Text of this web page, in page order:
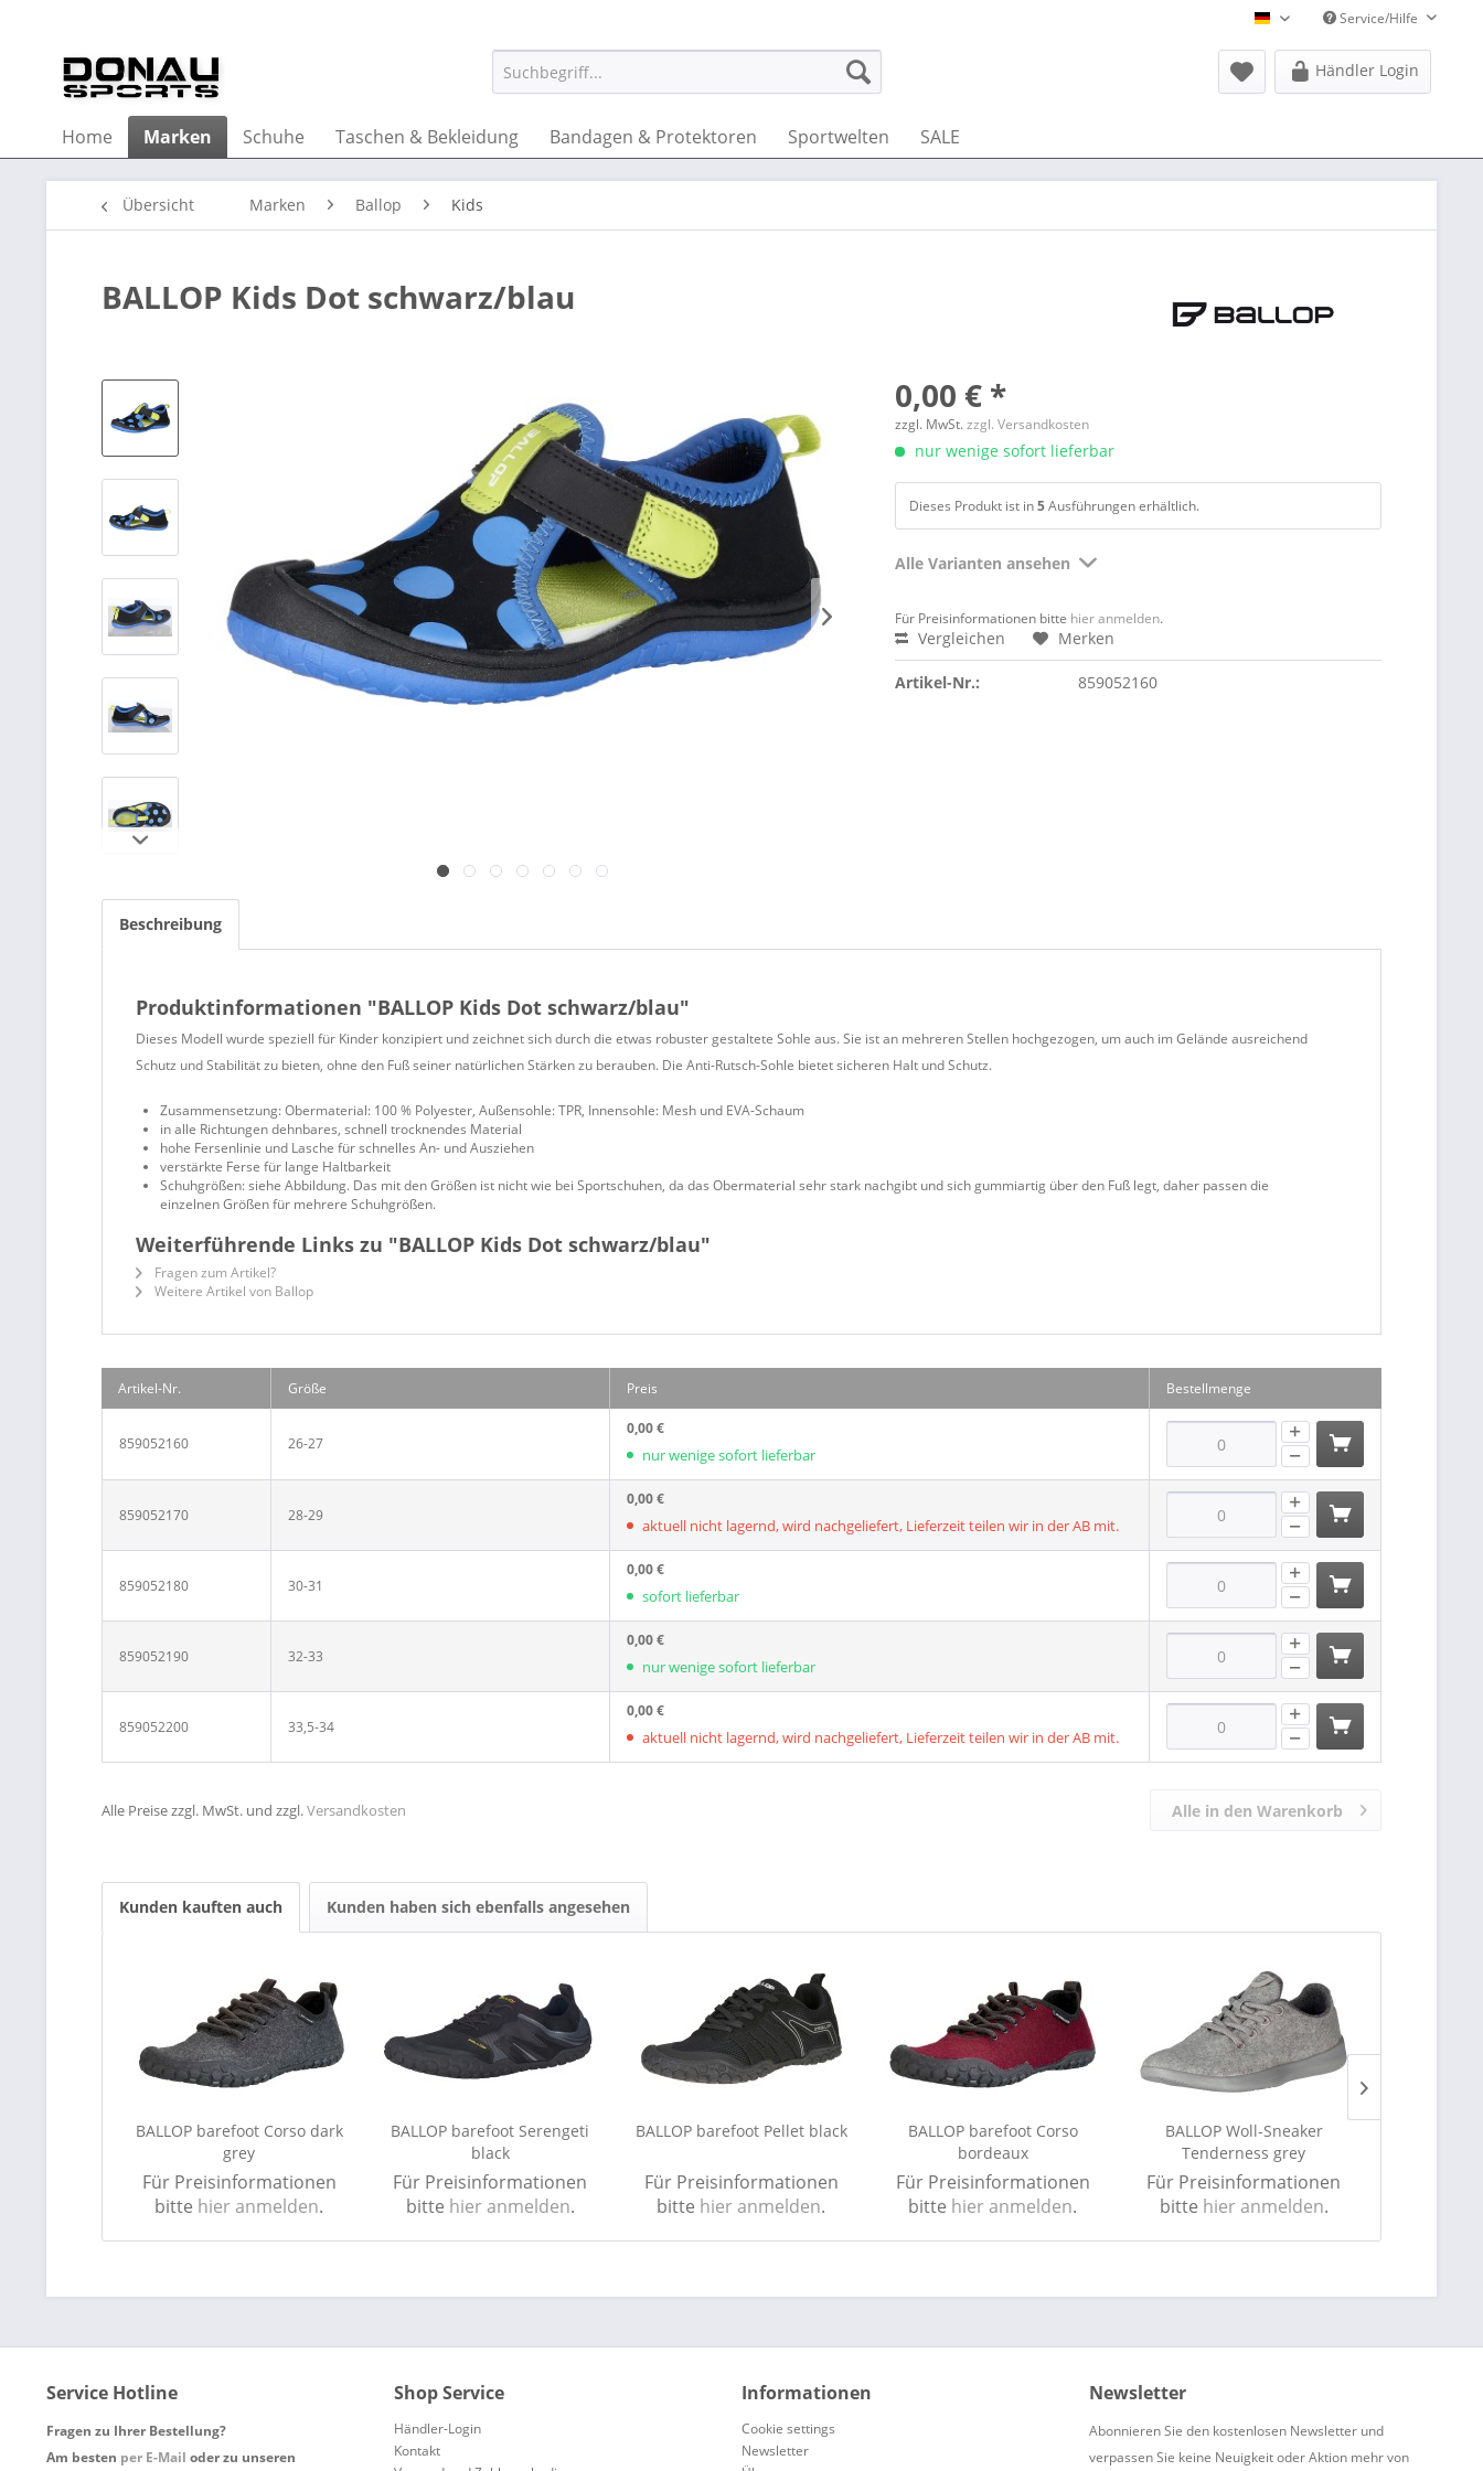
Donausports Deutsch
Service/Hilfe
Händler Login
Home Marken Schuhe Taschen & Bekleidung Bandagen & Protektoren Sportwelten SALE
Übersicht Marken Ballop Kids
BALLOP Kids Dot schwarz/blau
0,00 € *
zzgl. MwSt.zzgl. Versandkosten
nur wenige sofort lieferbar
Dieses Produkt ist in5Ausführungen erhältlich.
Alle Varianten ansehen
Für Preisinformationen bitte hier anmelden.
Vergleichen Merken
Artikel-Nr.: 859052160
Beschreibung
Produktinformationen "BALLOP Kids Dot schwarz/blau"
Dieses Modell wurde speziell für Kinder konzipiert und zeichnet sich durch die etwas robuster gestaltete Sohle aus. Sie ist an mehreren Stellen hochgezogen, um auch im Gelände ausreichend
Schutz und Stabilität zu bieten, ohne den Fuß seiner natürlichen Stärken zu berauben. Die Anti-Rutsch-Sohle bietet sicheren Halt und Schutz.
Zusammensetzung: Obermaterial: 100 % Polyester, Außensohle: TPR, Innensohle: Mesh und EVA-Schaum
in alle Richtungen dehnbares, schnell trocknendes Material
hohe Fersenlinie und Lasche für schnelles An- und Ausziehen
verstärkte Ferse für lange Haltbarkeit
Schuhgrößen: siehe Abbildung. Das mit den Größen ist nicht wie bei Sportschuhen, da das Obermaterial sehr stark nachgibt und sich gummiartig über den Fuß legt, daher passen die
einzelnen Größen für mehrere Schuhgrößen.
Weiterführende Links zu "BALLOP Kids Dot schwarz/blau"
Fragen zum Artikel?
Weitere Artikel von Ballop
Artikel-Nr. Größe Preis Bestellmenge
859052160 26-27
0,00 €
nur wenige sofort lieferbar
859052170 28-29
0,00 €
aktuell nicht lagernd, wird nachgeliefert, Lieferzeit teilen wir in der AB mit.
859052180 30-31
0,00 €
sofort lieferbar
859052190 32-33
0,00 €
nur wenige sofort lieferbar
859052200 33,5-34
0,00 €
aktuell nicht lagernd, wird nachgeliefert, Lieferzeit teilen wir in der AB mit.
Alle Preise zzgl. MwSt. und zzgl.Versandkosten Alle in den Warenkorb
Kunden kauften auch Kunden haben sich ebenfalls angesehen
BALLOP barefoot Corso dark
grey
Für Preisinformationen
bitte hier anmelden.
BALLOP barefoot Serengeti
black
Für Preisinformationen
bitte hier anmelden.
BALLOP barefoot Pellet black
Für Preisinformationen
bitte hier anmelden.
BALLOP barefoot Corso
bordeaux
Für Preisinformationen
bitte hier anmelden.
BALLOP Woll-Sneaker
Tenderness grey
Für Preisinformationen
bitte hier anmelden.
Service Hotline
Fragen zu Ihrer Bestellung?
Am besten per E-Mail oder zu unseren
Shop Service
Händler-Login
Kontakt
Informationen
Cookie settings
Newsletter
Newsletter
Abonnieren Sie den kostenlosen Newsletter und
verpassen Sie keine Neuigkeit oder Aktion mehr von